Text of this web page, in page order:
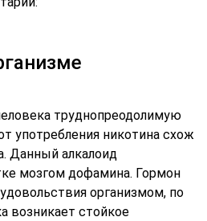
труднопреодолимую
употребления никотина схож
Данный алкалоид
мозгом дофамина. Гормон
организмом, по
возникает стойкое